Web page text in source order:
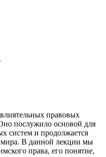
правовых
послужило основой для
систем и продолжается
мира. В данной лекции мы
права, его понятие,